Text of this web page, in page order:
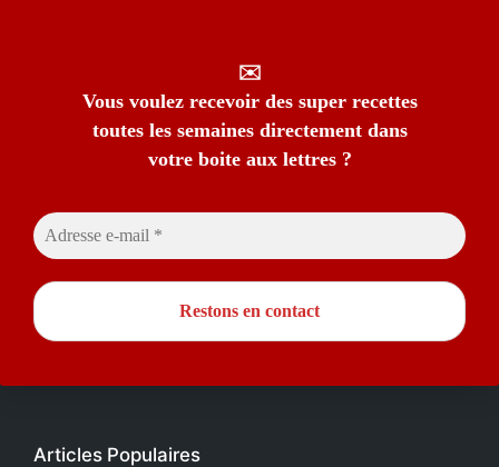
✉️
Vous voulez recevoir des super recettes
toutes les semaines directement dans
votre boite aux lettres ?
Articles Populaires